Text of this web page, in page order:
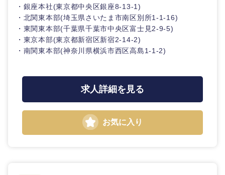
・銀座本社(東京都中央区銀座8-13-1)
・北関東本部(埼玉県さいたま市南区別所1-1-16)
・東関東本部(千葉県千葉市中央区富士見2-9-5)
・東京本部(東京都新宿区新宿2-14-2)
・南関東本部(神奈川県横浜市西区高島1-1-2)
求人詳細を見る
お気に入り